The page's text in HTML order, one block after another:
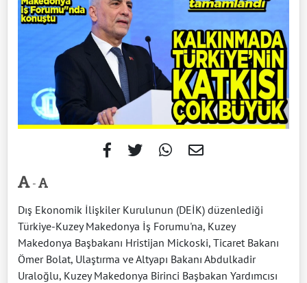
-
Dış Ekonomik İlişkiler Kurulunun (DEİK) düzenlediği
Türkiye-Kuzey Makedonya İş Forumu'na, Kuzey
Makedonya Başbakanı Hristijan Mickoski, Ticaret Bakanı
Ömer Bolat, Ulaştırma ve Altyapı Bakanı Abdulkadir
Uraloğlu, Kuzey Makedonya Birinci Başbakan Yardımcısı